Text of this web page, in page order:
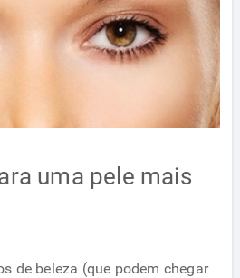
uma pele mais
de beleza (que podem chegar